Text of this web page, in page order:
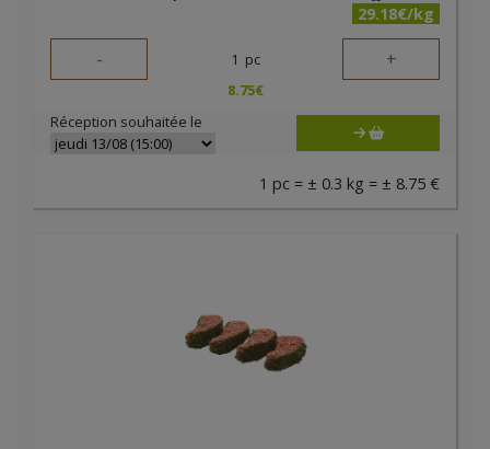
29.18€/kg
- 1 pc +
8.75€
Réception souhaitée le
1 pc = ± 0.3 kg = ± 8.75 €